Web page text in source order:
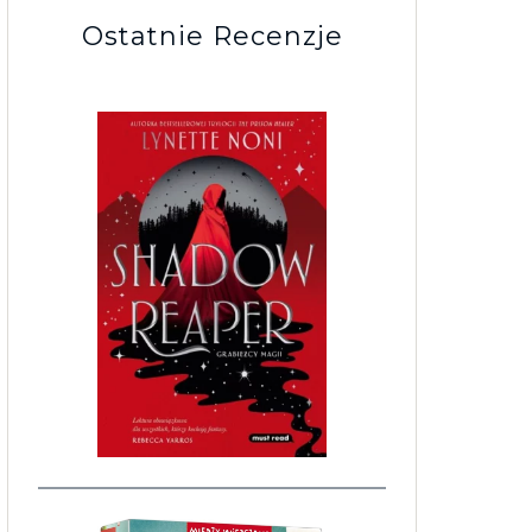
Ostatnie Recenzje